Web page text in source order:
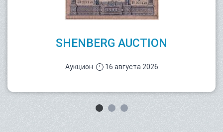
SHENBERG AUCTION
Аукцион 16 августа 2026